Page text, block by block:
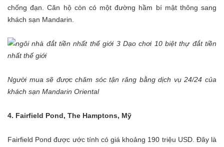
chống đạn. Căn hộ còn có một đường hầm bí mật thông sang
khách sạn Mandarin.
Người mua sẽ được chăm sóc tận răng bằng dịch vụ 24/24 của
khách sạn Mandarin Oriental
4. Fairfield Pond, The Hamptons, Mỹ
Fairfield Pond được ước tính có giá khoảng 190 triệu USD. Đây là